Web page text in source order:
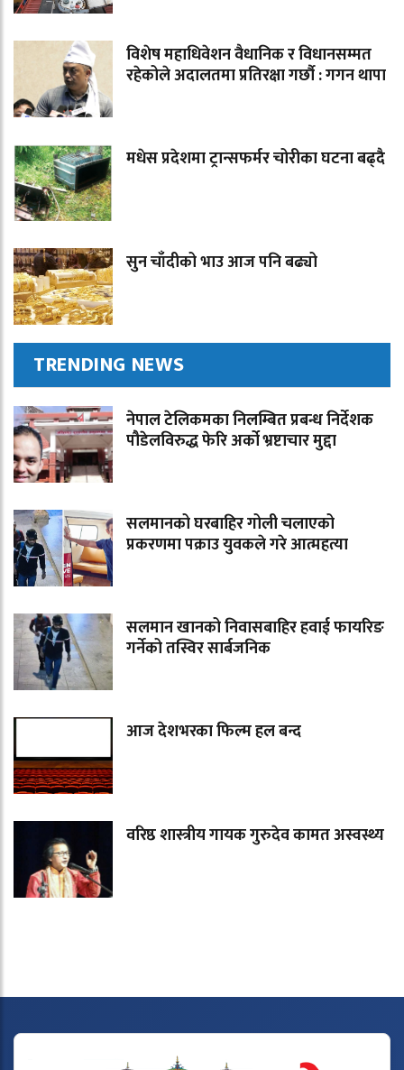
विशेष महाधिवेशन वैधानिक र विधानसम्मत
रहेकोले अदालतमा प्रतिरक्षा गर्छौ : गगन थापा
मधेस प्रदेशमा ट्रान्सफर्मर चोरीका घटना बढ्दै
सुन चाँदीको भाउ आज पनि बढ्यो
TRENDING NEWS
नेपाल टेलिकमका निलम्बित प्रबन्ध निर्देशक
पौडेलविरुद्ध फेरि अर्को भ्रष्टाचार मुद्दा
सलमानको घरबाहिर गोली चलाएको
प्रकरणमा पक्राउ युवकले गरे आत्महत्या
सलमान खानको निवासबाहिर हवाई फायरिङ
गर्नेको तस्विर सार्बजनिक
आज देशभरका फिल्म हल बन्द
वरिष्ठ शास्त्रीय गायक गुरुदेव कामत अस्वस्थ्य